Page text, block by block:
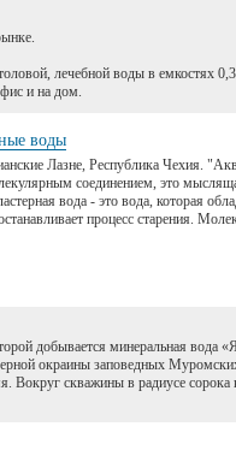
лечебной воды в емкостях
и на дом.
воды
Лазне, Республика Чехия.
соединением, это
вода - это вода, которая
процесс старения.
добывается минеральная вода
окраины заповедных
Вокруг скважины в радиусе сорока